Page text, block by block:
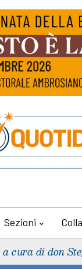
Sezioni
a cura di don